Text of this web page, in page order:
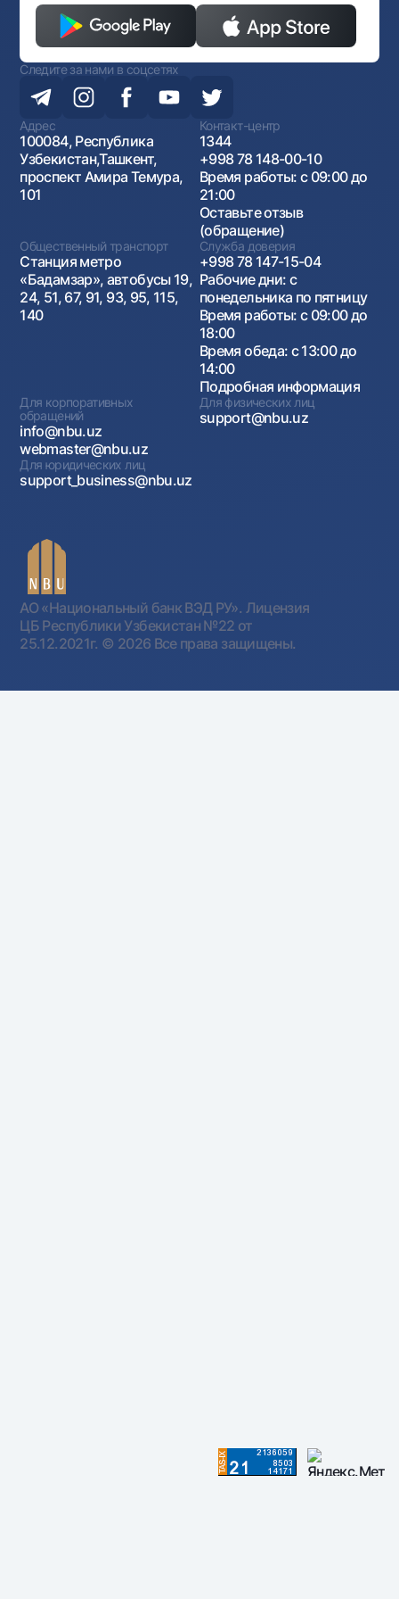
Следите за нами в соцсетях
Адрес
100084, Республика
Узбекистан,Ташкент,
проспект Амира Темура,
101
Контакт-центр
1344
+998 78 148-00-10
Время работы: с 09:00 до
21:00
Оставьте отзыв
(обращение)
Общественный транспорт
Станция метро
«Бадамзар», автобусы 19,
24, 51, 67, 91, 93, 95, 115,
140
Служба доверия
+998 78 147-15-04
Рабочие дни: с
понедельника по пятницу
Время работы: с 09:00 до
18:00
Время обеда: с 13:00 до
14:00
Подробная информация
Для корпоративных
обращений
info@nbu.uz
webmaster@nbu.uz
Для физических лиц
support@nbu.uz
Для юридических лиц
support_business@nbu.uz
АО «Национальный банк ВЭД РУ». Лицензия
ЦБ Республики Узбекистан №22 от
25.12.2021г. © 2026 Все права защищены.